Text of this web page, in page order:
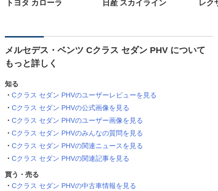
トヨタ カローラ 日産 スカイライン レク
メルセデス・ベンツ Cクラス セダン PHV について
もっと詳しく
知る
Cクラス セダン PHVのユーザーレビューを見る
Cクラス セダン PHVの公式画像を見る
Cクラス セダン PHVのユーザー画像を見る
Cクラス セダン PHVのみんなの質問を見る
Cクラス セダン PHVの関連ニュースを見る
Cクラス セダン PHVの関連記事を見る
買う・売る
Cクラス セダン PHVの中古車情報を見る